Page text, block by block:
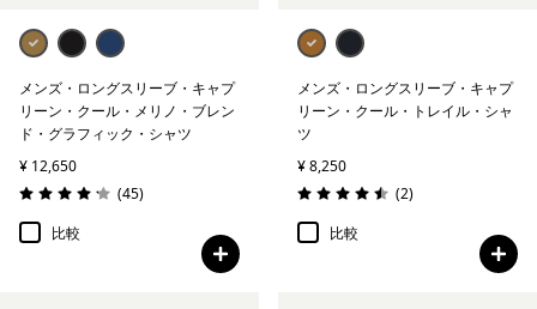
メンズ・ロングスリーブ・キャプ
リーン・クール・メリノ・ブレン
ド・グラフィック・シャツ
¥ 12,650
評価: 4.2 / 5
(45レビュー
)
比較
メンズ・ロングスリーブ・キャプ
リーン・クール・トレイル・シャ
ツ
¥ 8,250
評価: 4.5 / 5
(2レビュー
)
比較